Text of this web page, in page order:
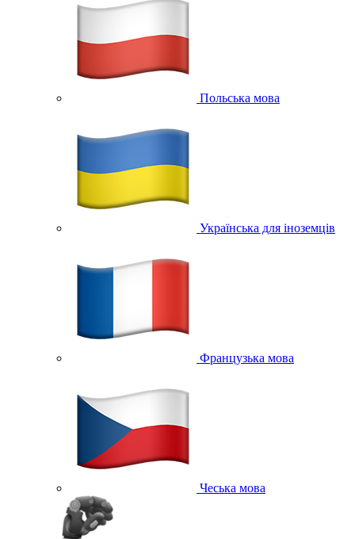
Польська мова
Українська для іноземців
Французька мова
Чеська мова